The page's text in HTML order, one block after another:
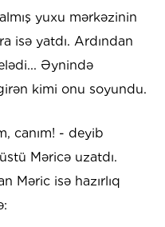
yuxu mərkəzinin
isə yatdı. Ardından
Əynində
kimi onu soyundu.
canım! - deyib
Məricə uzatdı.
Məric isə hazırlıq